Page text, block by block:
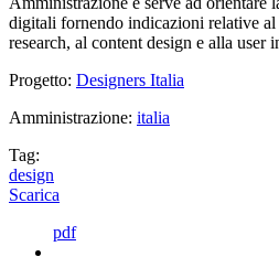
digitali fornendo indicazioni relative al
research, al content design e alla user
Progetto: Designers Italia
Amministrazione: italia
Tag:
design
Scarica
pdf